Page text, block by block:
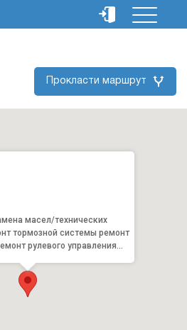
Прокласти маршрут